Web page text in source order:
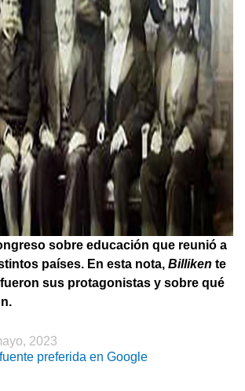
sobre educación que reunió a
países. En esta nota, Billiken te
sus protagonistas y sobre qué
2023